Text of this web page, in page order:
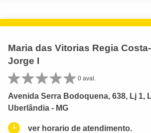
Maria das Vitorias Regia
Jorge I
0 aval.
Avenida Serra Bodoquena, 638, Lj 1,
Uberlândia - MG
ver horario de atendimento.